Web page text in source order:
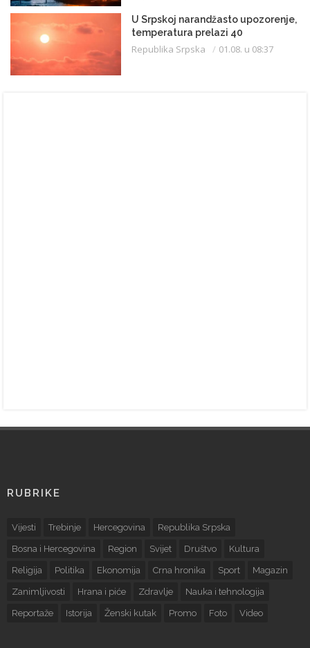
U Srpskoj narandžasto upozorenje,
temperatura prelazi 40
Republika Srpska 01.08. u 08:37
RUBRIKE
Vijesti Trebinje Hercegovina Republika Srpska
Bosna i Hercegovina Region Svijet Društvo Kultura
Religija Politika Ekonomija Crna hronika Sport Magazin
Zanimljivosti Hrana i piće Zdravlje Nauka i tehnologija
Reportaže Istorija Ženski kutak Promo Foto Video